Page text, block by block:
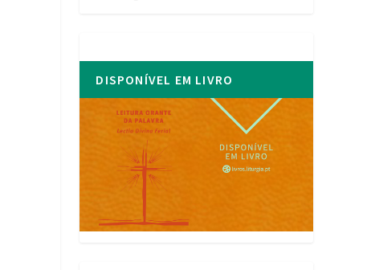
DISPONÍVEL EM LIVRO